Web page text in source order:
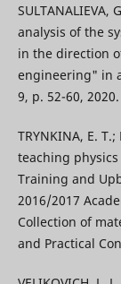
SULTANALIEVA,
analysis of the
in the direction
engineering" in
9, p. 52-60, 2020.
TRYNKINA, E.
teaching
Training and
2016/2017
Collection of
and Practical